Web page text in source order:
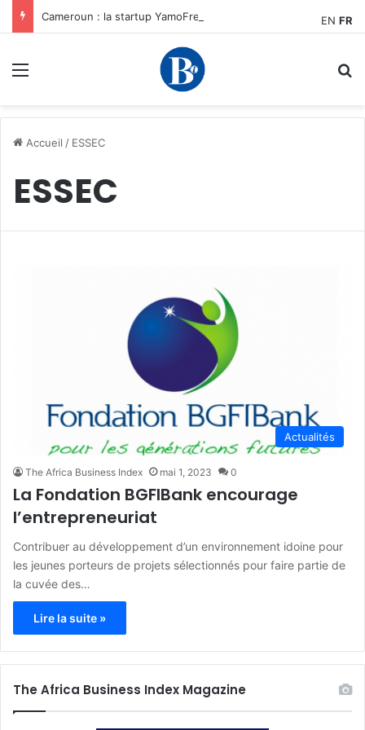
Cameroun : la startup YamoFret sélectionnée au programme HEC Challenge+ Afrique pour accélérer la transformation du fret en Afrique centrale
Accueil / ESSEC
ESSEC
Actualités
The Africa Business Index mai 1, 2023 0
La Fondation BGFIBank encourage
l’entrepreneuriat
Contribuer au développement d’un environnement idoine pour
les jeunes porteurs de projets sélectionnés pour faire partie de
la cuvée des…
Lire la suite »
The Africa Business Index Magazine
EN FR